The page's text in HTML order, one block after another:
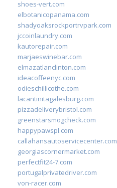
shoes-vert.com
elbotanicopanama.com
shadyoaksrockportrvpark.com
jccoinlaundry.com
kautorepair.com
marjaeswinebar.com
elmazatlanclinton.com
ideacoffeenyc.com
odieschillicothe.com
lacantinitagalesburg.com
pizzadeliverybristol.com
greenstarsmogcheck.com
happypawspl.com
callahansautoservicecenter.com
georgiascornermarket.com
perfectfit24-7.com
portugalprivatedriver.com
von-racer.com